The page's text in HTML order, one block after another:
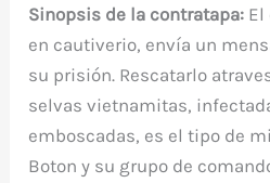
Sinopsis de la contratapa: El
en cautiverio, envía un
su prisión. Rescatarlo
selvas vietnamitas,
emboscadas, es el tipo de
Boton y su grupo de